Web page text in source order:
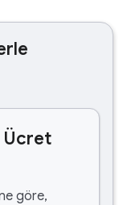
Ücret
göre,